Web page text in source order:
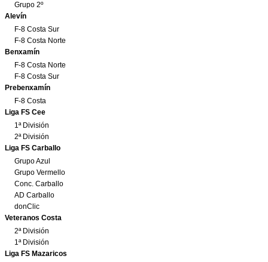
Grupo 2º
Alevín
F-8 Costa Sur
F-8 Costa Norte
Benxamín
F-8 Costa Norte
F-8 Costa Sur
Prebenxamín
F-8 Costa
Liga FS Cee
1ª División
2ª División
Liga FS Carballo
Grupo Azul
Grupo Vermello
Conc. Carballo
AD Carballo
donClic
Veteranos Costa
2ª División
1ª División
Liga FS Mazaricos